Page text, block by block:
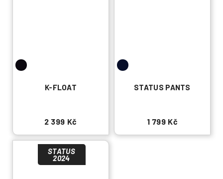
K-FLOAT
2 399 Kč
STATUS PANTS
1 799 Kč
STATUS
2024